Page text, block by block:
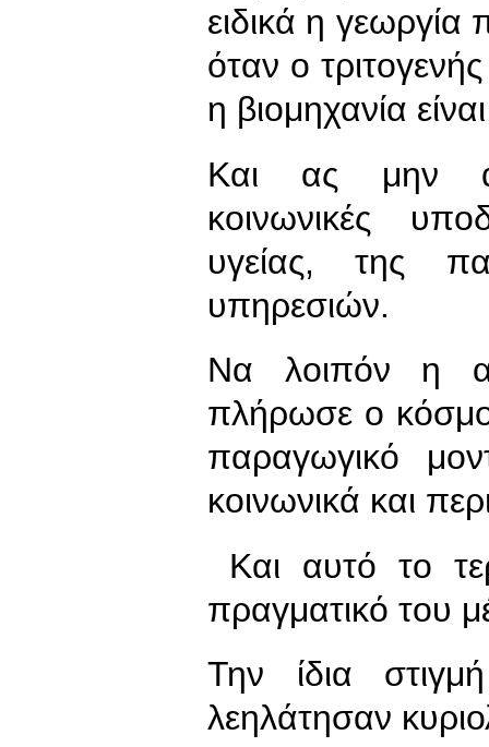
ειδικά η γεωργία
όταν ο
η βιομηχανία
Και ας μην
κοινωνικές
υγείας, της
υπηρεσιών.
Να λοιπόν η
πλήρωσε ο
παραγωγικό
κοινωνικά και
Και αυτό το
πραγματικό του
Την ίδια
λεηλάτησαν